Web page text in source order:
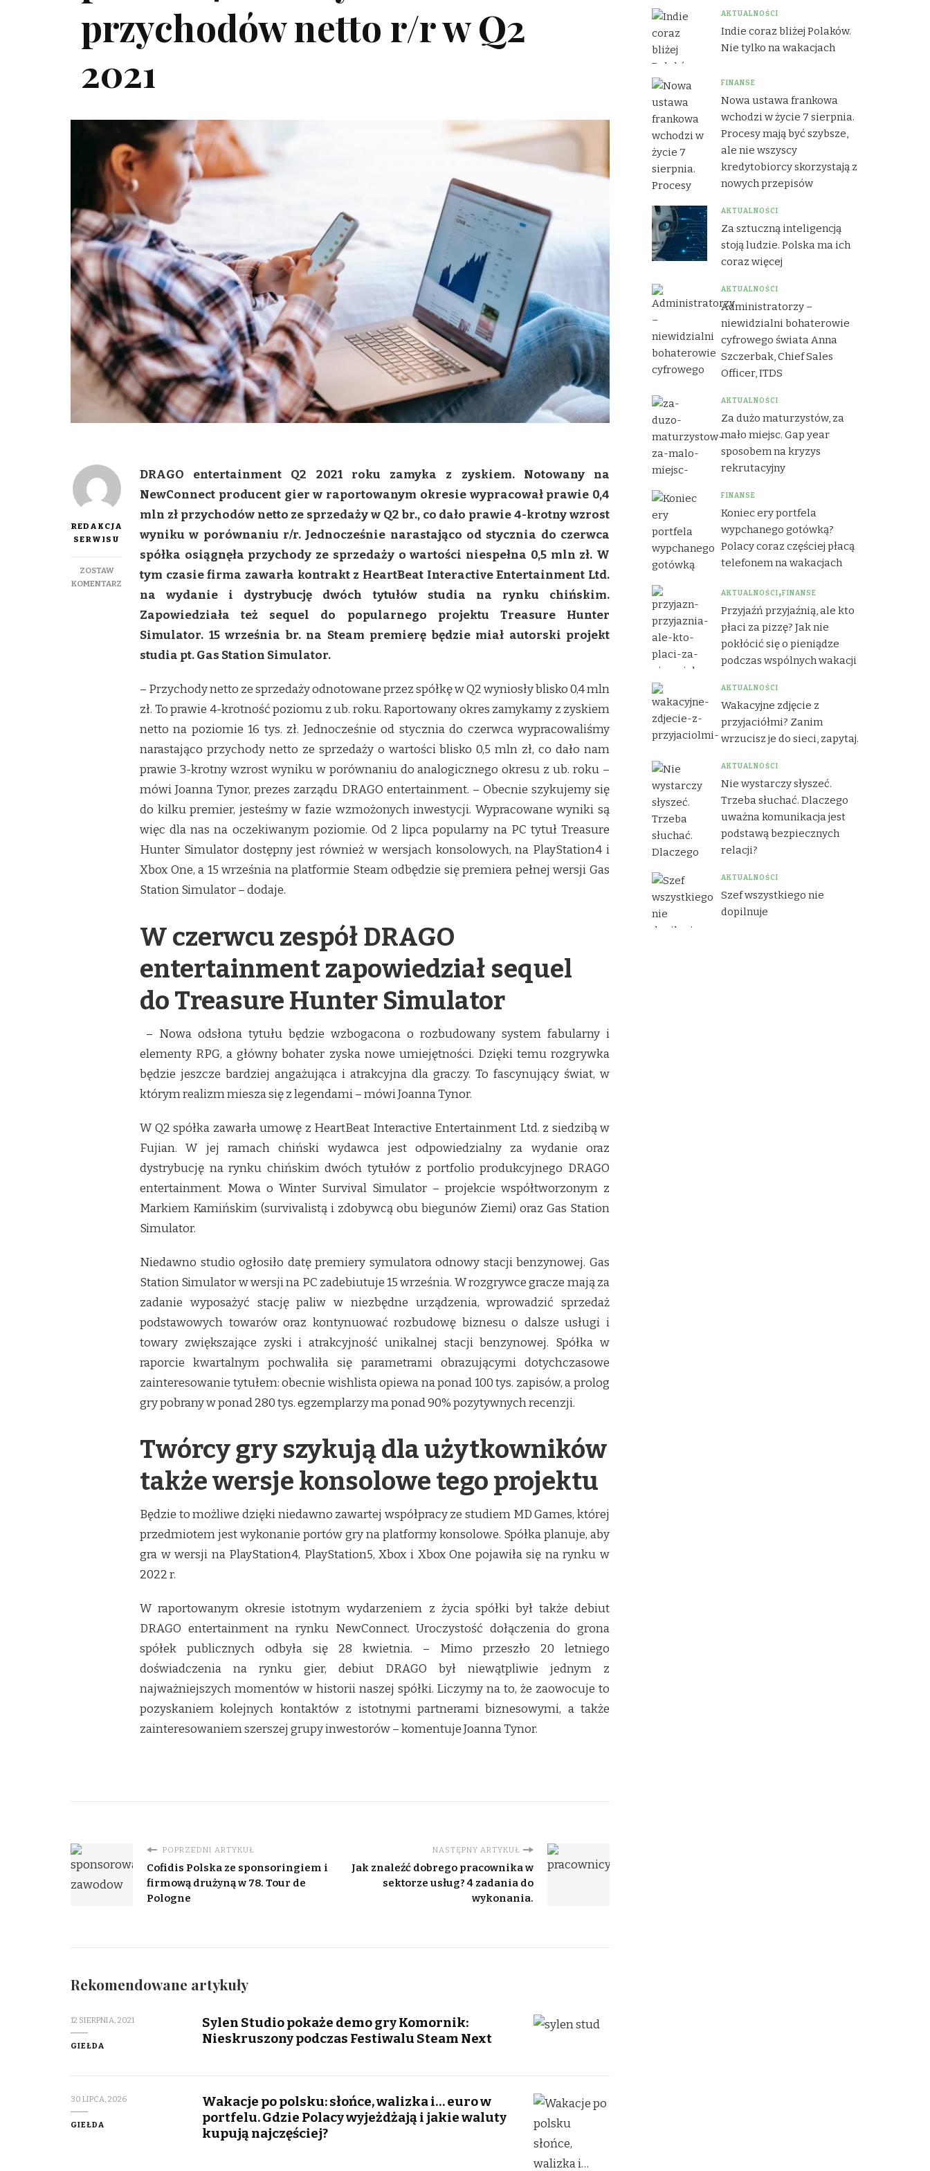
przychodów netto r/r w Q2
2021
REDAKCJA
SERWISU
ZOSTAW
KOMENTARZ
DRAGO
ENTERTAINMENT
PRAWIE
KROTNYM
PRZYCHODÓW
DRAGO entertainment Q2 2021 roku zamyka z zyskiem. Notowany na
NewConnect producent gier w raportowanym okresie wypracował prawie 0,4
mln zł przychodów netto ze sprzedaży w Q2 br., co dało prawie 4-krotny wzrost
wyniku w porównaniu r/r. Jednocześnie narastająco od stycznia do czerwca
spółka osiągnęła przychody ze sprzedaży o wartości niespełna 0,5 mln zł. W
tym czasie firma zawarła kontrakt z HeartBeat Interactive Entertainment Ltd.
na wydanie i dystrybucję dwóch tytułów studia na rynku chińskim.
Zapowiedziała też sequel do popularnego projektu Treasure Hunter
Simulator. 15 września br. na Steam premierę będzie miał autorski projekt
studia pt. Gas Station Simulator.
– Przychody netto ze sprzedaży odnotowane przez spółkę w Q2 wyniosły blisko 0,4 mln
zł. To prawie 4-krotność poziomu z ub. roku. Raportowany okres zamykamy z zyskiem
netto na poziomie 16 tys. zł. Jednocześnie od stycznia do czerwca wypracowaliśmy
narastająco przychody netto ze sprzedaży o wartości blisko 0,5 mln zł, co dało nam
prawie 3-krotny wzrost wyniku w porównaniu do analogicznego okresu z ub. roku –
mówi Joanna Tynor, prezes zarządu DRAGO entertainment. – Obecnie szykujemy się
do kilku premier, jesteśmy w fazie wzmożonych inwestycji. Wypracowane wyniki są
więc dla nas na oczekiwanym poziomie. Od 2 lipca popularny na PC tytuł Treasure
Hunter Simulator dostępny jest również w wersjach konsolowych, na PlayStation4 i
Xbox One, a 15 września na platformie Steam odbędzie się premiera pełnej wersji Gas
Station Simulator – dodaje.
W czerwcu zespół DRAGO
entertainment zapowiedział sequel
do Treasure Hunter Simulator
– Nowa odsłona tytułu będzie wzbogacona o rozbudowany system fabularny i
elementy RPG, a główny bohater zyska nowe umiejętności. Dzięki temu rozgrywka
będzie jeszcze bardziej angażująca i atrakcyjna dla graczy. To fascynujący świat, w
którym realizm miesza się z legendami – mówi Joanna Tynor.
W Q2 spółka zawarła umowę z HeartBeat Interactive Entertainment Ltd. z siedzibą w
Fujian. W jej ramach chiński wydawca jest odpowiedzialny za wydanie oraz
dystrybucję na rynku chińskim dwóch tytułów z portfolio produkcyjnego DRAGO
entertainment. Mowa o Winter Survival Simulator – projekcie współtworzonym z
Markiem Kamińskim (survivalistą i zdobywcą obu biegunów Ziemi) oraz Gas Station
Simulator.
Niedawno studio ogłosiło datę premiery symulatora odnowy stacji benzynowej. Gas
Station Simulator w wersji na PC zadebiutuje 15 września. W rozgrywce gracze mają za
zadanie wyposażyć stację paliw w niezbędne urządzenia, wprowadzić sprzedaż
podstawowych towarów oraz kontynuować rozbudowę biznesu o dalsze usługi i
towary zwiększające zyski i atrakcyjność unikalnej stacji benzynowej. Spółka w
raporcie kwartalnym pochwaliła się parametrami obrazującymi dotychczasowe
zainteresowanie tytułem: obecnie wishlista opiewa na ponad 100 tys. zapisów, a prolog
gry pobrany w ponad 280 tys. egzemplarzy ma ponad 90% pozytywnych recenzji.
Twórcy gry szykują dla użytkowników
także wersje konsolowe tego projektu
Będzie to możliwe dzięki niedawno zawartej współpracy ze studiem MD Games, której
przedmiotem jest wykonanie portów gry na platformy konsolowe. Spółka planuje, aby
gra w wersji na PlayStation4, PlayStation5, Xbox i Xbox One pojawiła się na rynku w
2022 r.
W raportowanym okresie istotnym wydarzeniem z życia spółki był także debiut
DRAGO entertainment na rynku NewConnect. Uroczystość dołączenia do grona
spółek publicznych odbyła się 28 kwietnia. – Mimo przeszło 20 letniego
doświadczenia na rynku gier, debiut DRAGO był niewątpliwie jednym z
najważniejszych momentów w historii naszej spółki. Liczymy na to, że zaowocuje to
pozyskaniem kolejnych kontaktów z istotnymi partnerami biznesowymi, a także
zainteresowaniem szerszej grupy inwestorów – komentuje Joanna Tynor.
POPRZEDNI ARTYKUŁ
Cofidis Polska ze sponsoringiem i
firmową drużyną w 78. Tour de
Pologne
NASTĘPNY ARTYKUŁ
Jak znaleźć dobrego pracownika w
sektorze usług? 4 zadania do
wykonania.
Rekomendowane artykuły
12 SIERPNIA, 2021
GIEŁDA
Sylen Studio pokaże demo gry Komornik:
Nieskruszony podczas Festiwalu Steam Next
30 LIPCA, 2026
GIEŁDA
Wakacje po polsku: słońce, walizka i… euro w
portfelu. Gdzie Polacy wyjeżdżają i jakie waluty
kupują najczęściej?
AKTUALNOŚCI
Indie coraz bliżej Polaków.
Nie tylko na wakacjach
FINANSE
Nowa ustawa frankowa
wchodzi w życie 7 sierpnia.
Procesy mają być szybsze,
ale nie wszyscy
kredytobiorcy skorzystają z
nowych przepisów
AKTUALNOŚCI
Za sztuczną inteligencją
stoją ludzie. Polska ma ich
coraz więcej
AKTUALNOŚCI
Administratorzy –
niewidzialni bohaterowie
cyfrowego świata Anna
Szczerbak, Chief Sales
Officer, ITDS
AKTUALNOŚCI
Za dużo maturzystów, za
mało miejsc. Gap year
sposobem na kryzys
rekrutacyjny
FINANSE
Koniec ery portfela
wypchanego gotówką?
Polacy coraz częściej płacą
telefonem na wakacjach
AKTUALNOŚCI FINANSE
Przyjaźń przyjaźnią, ale kto
płaci za pizzę? Jak nie
pokłócić się o pieniądze
podczas wspólnych wakacji
AKTUALNOŚCI
Wakacyjne zdjęcie z
przyjaciółmi? Zanim
wrzucisz je do sieci, zapytaj.
AKTUALNOŚCI
Nie wystarczy słyszeć.
Trzeba słuchać. Dlaczego
uważna komunikacja jest
podstawą bezpiecznych
relacji?
AKTUALNOŚCI
Szef wszystkiego nie
dopilnuje